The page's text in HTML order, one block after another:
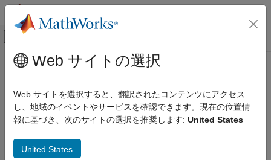
コンテンツへスキップ
オフキャンバス ナビゲーション メ
ドキュメンテーションのホーム
グラフィックス
2 次元および 3 次元プロット
ボリューム データの可視化
メインコンテンツ
flow
3 変数の単純な関数
v = flow
Web サイトの選択
Web サイトを選択すると、翻訳されたコンテンツにアクセス
し、地域のイベントやサービスを確認できます。現在の位置情
報に基づき、次のサイトの選択を推奨します: United States
United States